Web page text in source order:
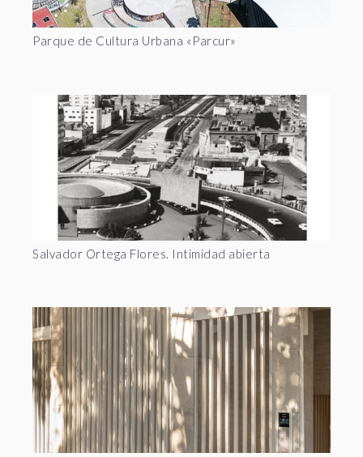
Parque de Cultura Urbana «Parcur»
Salvador Ortega Flores. Intimidad abierta